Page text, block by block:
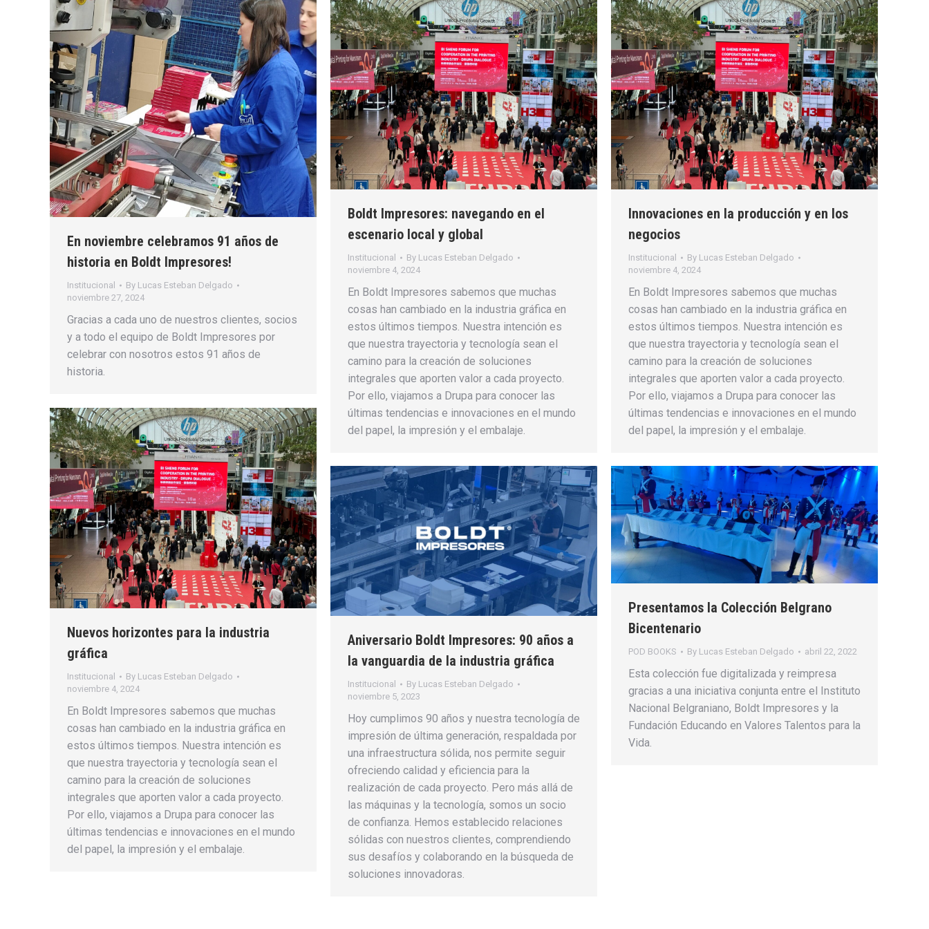
En noviembre celebramos 91 años de
historia en Boldt Impresores!
Institucional By Lucas Esteban Delgado
noviembre 27, 2024
Gracias a cada uno de nuestros clientes, socios
y a todo el equipo de Boldt Impresores por
celebrar con nosotros estos 91 años de
historia.
Boldt Impresores: navegando en el
escenario local y global
Institucional By Lucas Esteban Delgado
noviembre 4, 2024
En Boldt Impresores sabemos que muchas
cosas han cambiado en la industria gráfica en
estos últimos tiempos. Nuestra intención es
que nuestra trayectoria y tecnología sean el
camino para la creación de soluciones
integrales que aporten valor a cada proyecto.
Por ello, viajamos a Drupa para conocer las
últimas tendencias e innovaciones en el mundo
del papel, la impresión y el embalaje.
Innovaciones en la producción y en los
negocios
Institucional By Lucas Esteban Delgado
noviembre 4, 2024
En Boldt Impresores sabemos que muchas
cosas han cambiado en la industria gráfica en
estos últimos tiempos. Nuestra intención es
que nuestra trayectoria y tecnología sean el
camino para la creación de soluciones
integrales que aporten valor a cada proyecto.
Por ello, viajamos a Drupa para conocer las
últimas tendencias e innovaciones en el mundo
del papel, la impresión y el embalaje.
Nuevos horizontes para la industria
gráfica
Institucional By Lucas Esteban Delgado
noviembre 4, 2024
En Boldt Impresores sabemos que muchas
cosas han cambiado en la industria gráfica en
estos últimos tiempos. Nuestra intención es
que nuestra trayectoria y tecnología sean el
camino para la creación de soluciones
integrales que aporten valor a cada proyecto.
Por ello, viajamos a Drupa para conocer las
últimas tendencias e innovaciones en el mundo
del papel, la impresión y el embalaje.
Aniversario Boldt Impresores: 90 años a
la vanguardia de la industria gráfica
Institucional By Lucas Esteban Delgado
noviembre 5, 2023
Hoy cumplimos 90 años y nuestra tecnología de
impresión de última generación, respaldada por
una infraestructura sólida, nos permite seguir
ofreciendo calidad y eficiencia para la
realización de cada proyecto. Pero más allá de
las máquinas y la tecnología, somos un socio
de confianza. Hemos establecido relaciones
sólidas con nuestros clientes, comprendiendo
sus desafíos y colaborando en la búsqueda de
soluciones innovadoras.
Presentamos la Colección Belgrano
Bicentenario
POD BOOKS By Lucas Esteban Delgado abril 22, 2022
Esta colección fue digitalizada y reimpresa
gracias a una iniciativa conjunta entre el Instituto
Nacional Belgraniano, Boldt Impresores y la
Fundación Educando en Valores Talentos para la
Vida.